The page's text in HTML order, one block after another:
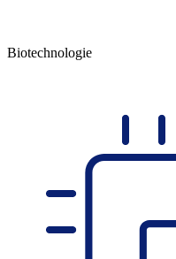
Bio­technologie